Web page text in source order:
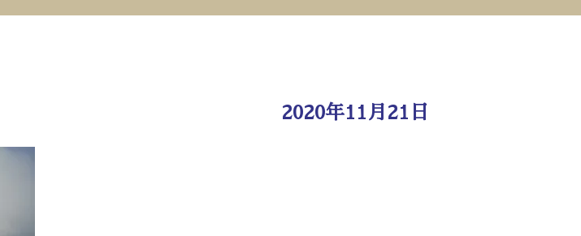
2020年11月21日